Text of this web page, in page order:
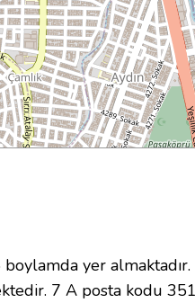
yer almaktadır.
7 A posta kodu